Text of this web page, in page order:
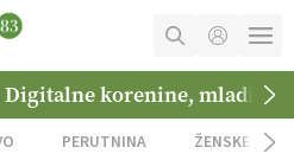
MOJ RAČUN
Digitalne korenine, mladi
PERUTNINA ŽENSKE